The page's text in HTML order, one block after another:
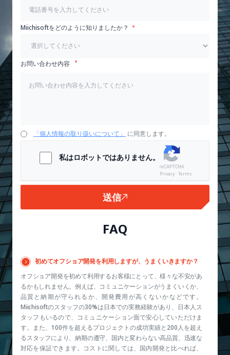
Miichisoftをどのように知りましたか？
お問い合わせ内容
「個人情報の取り扱いについて」 に同意します。
私はロボットではありません。
Privacy - Terms
送信
FAQ
初めてオフショア開発を利用しますが、うまくいきますか？
オフショア開発を初めて利用するお客様にとって、様々な不安があ
るかもしれません。例えば、コミュニケーションがうまくいくか、
品質と納期が守られるか、開発費用が高くないかなどです。
Miichisoftのスタッフの30%は日本での実務経験があり、日本人ス
タッフもいるので、コミュニケーション面で安心していただけま
す。また、100件を超えるプロジェクトの成功実績と200人を超え
るスタッフにより、納期の遵守、国内と変わらない高品質、迅速な
対応を保証できます。コストに関しては、国内開発と比べれば、